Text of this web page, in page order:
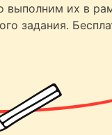
выполним их в
задания.